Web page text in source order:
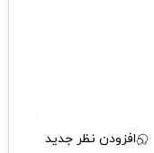
افزودن نظر جدید